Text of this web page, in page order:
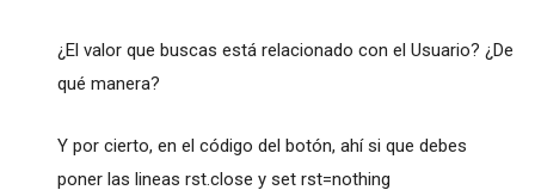
¿El valor que buscas está relacionado con el Usuario? ¿De
qué manera?
Y por cierto, en el código del botón, ahí si que debes
poner las lineas rst.close y set rst=nothing